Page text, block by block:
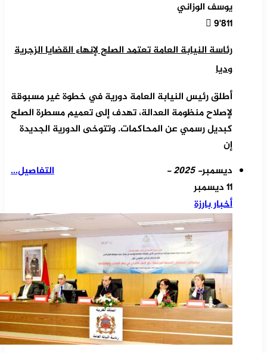
يوسف الوزاني
9٬811
رئاسة النيابة العامة تعتمد الصلح لإنهاء القضايا الزجرية
وديا
أطلق رئيس النيابة العامة دورية في خطوة غير مسبوقة
لإصلاح منظومة العدالة، تهدف إلى تعميم مسطرة الصلح
كبديل رسمي عن المحاكمات. وتتوخى الدورية الجديدة
إن
التفاصيل...
ديسمبر- 2025 -
11 ديسمبر
أخبار بارزة